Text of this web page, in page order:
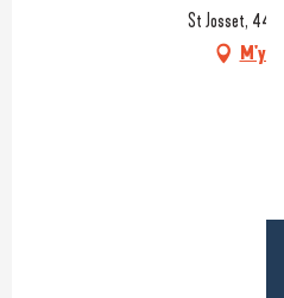
St Josset,
M'y